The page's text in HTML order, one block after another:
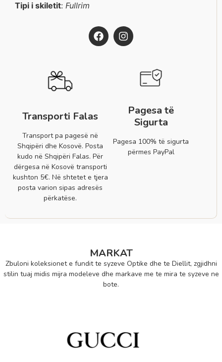
Tipi i skiletit: Fullrim
Transporti Falas
Transport pa pagesë në
Shqipëri dhe Kosovë. Posta
kudo në Shqipëri Falas. Për
dërgesa në Kosovë transporti
kushton 5€. Në shtetet e tjera
posta varion sipas adresës
përkatëse.
Pagesa të
Sigurta
Pagesa 100% të sigurta
përmes PayPal
MARKAT
Zbuloni koleksionet e fundit te syzeve Optike dhe te Diellit, zgjidhni
stilin tuaj midis mijra modeleve dhe markave me te mira te syzeve ne
bote.